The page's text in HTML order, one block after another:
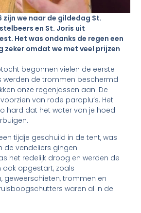
zijn we naar de gildedag St.
en St. Joris uit
Het was ondanks de regen een
zeker omdat we met veel prijzen
begonnen vielen de eerste
werden de trommen beschermd
onze regenjassen aan. De
van rode paraplu’s. Het
hard dat het water van je hoed
tijdje geschuild in de tent, was
de vendeliers gingen
het redelijk droog en werden de
ook opgestart, zoals
geweerschieten, trommen en
waren al in de